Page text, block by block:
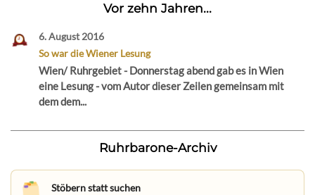
Vor zehn Jahren...
6. August 2016
So war die Wiener Lesung
Wien/ Ruhrgebiet - Donnerstag abend gab es in Wien
eine Lesung - vom Autor dieser Zeilen gemeinsam mit
dem dem...
Ruhrbarone-Archiv
Stöbern statt suchen